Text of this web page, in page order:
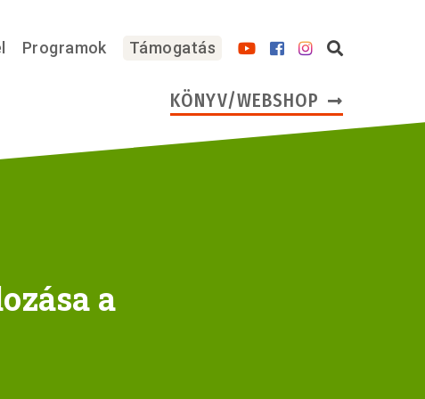
Programok Támogatás
KÖNYV/WEBSHOP
a